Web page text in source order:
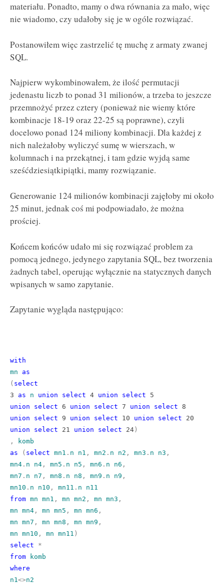
materiału. Ponadto, mamy o dwa równania za mało, więc
nie wiadomo, czy udałoby się je w ogóle rozwiązać.
Postanowiłem więc zastrzelić tę muchę z armaty zwanej
SQL.
Najpierw wykombinowałem, że ilość permutacji
jedenastu liczb to ponad 31 milionów, a trzeba to jeszcze
przemnożyć przez cztery (ponieważ nie wiemy które
kombinacje 18-19 oraz 22-25 są poprawne), czyli
docelowo ponad 124 miliony kombinacji. Dla każdej z
nich należałoby wyliczyć sumę w wierszach, w
kolumnach i na przekątnej, i tam gdzie wyjdą same
sześćdziesiątkipiątki, mamy rozwiązanie.
Generowanie 124 milionów kombinacji zajęłoby mi około
25 minut, jednak coś mi podpowiadało, że można
prościej.
Końcem końców udało mi się rozwiązać problem za
pomocą jednego, jedynego zapytania SQL, bez tworzenia
żadnych tabel, operując wyłącznie na statycznych danych
wpisanych w samo zapytanie.
Zapytanie wygląda następująco:
with
mn
as
( select
3 as n union select 4 union select 5
union
select 6 union select 7 union select 8
union
select 9 union select 10 union select 20
union
select 21 union select 24 )
,
komb
as
( select mn1 . n n1 , mn2 . n n2 , mn3 . n n3 ,
mn4 . n n4 , mn5 . n n5 , mn6 . n n6 ,
mn7 . n n7 , mn8 . n n8 , mn9 . n n9 ,
mn10 . n n10 , mn11 . n
n11
from mn mn1 , mn mn2 , mn mn3 ,
mn mn4 , mn mn5 , mn mn6 ,
mn mn7 , mn mn8 , mn mn9 ,
mn mn10 , mn mn11 )
select
*
from
komb
where
n1<>n2